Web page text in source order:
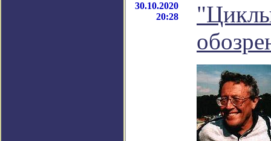
30.10.2020
20:28